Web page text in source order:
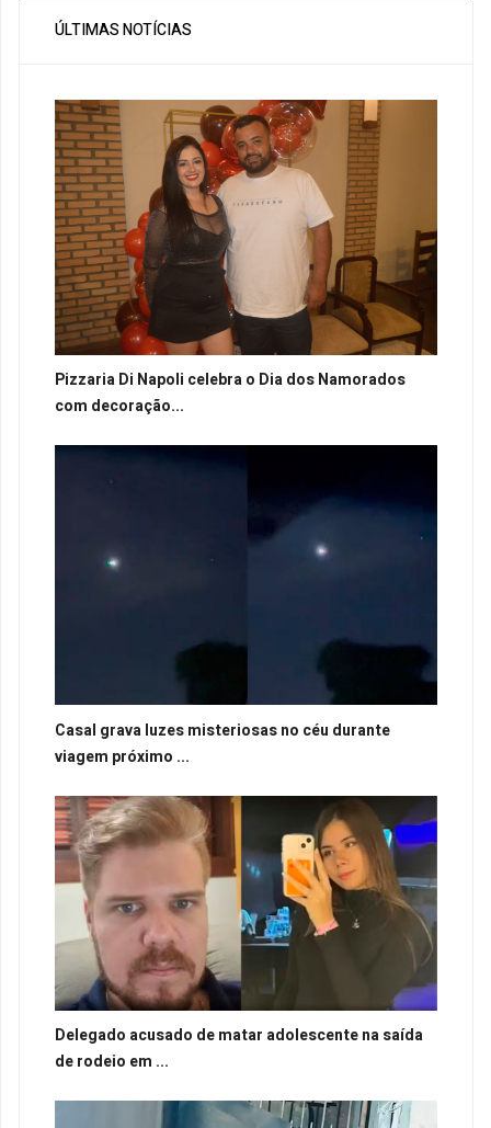
ÚLTIMAS NOTÍCIAS
Pizzaria Di Napoli celebra o Dia dos Namorados
com decoração...
Casal grava luzes misteriosas no céu durante
viagem próximo ...
Delegado acusado de matar adolescente na saída
de rodeio em ...